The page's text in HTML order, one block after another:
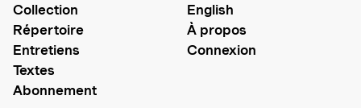
Collection
Répertoire
Entretiens
Textes
Abonnement
English
À propos
Connexion